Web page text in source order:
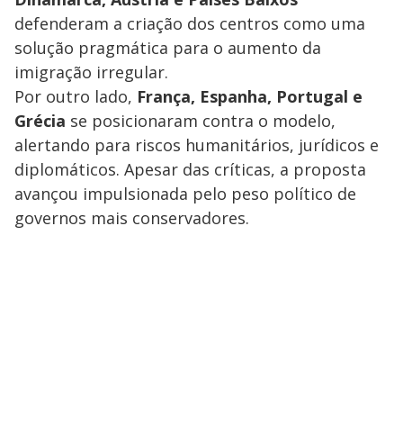
defenderam a criação dos centros como uma
solução pragmática para o aumento da
imigração irregular.
Por outro lado, França, Espanha, Portugal e
Grécia se posicionaram contra o modelo,
alertando para riscos humanitários, jurídicos e
diplomáticos. Apesar das críticas, a proposta
avançou impulsionada pelo peso político de
governos mais conservadores.